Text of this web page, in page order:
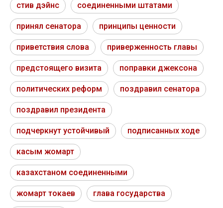
стив дэйнс соединенными штатами
принял сенатора принципы ценности
приветствия слова приверженность главы
предстоящего визита поправки джексона
политических реформ поздравил сенатора
поздравил президента
подчеркнут устойчивый подписанных ходе
касым жомарт
казахстаном соединенными
жомарт токаев глава государства